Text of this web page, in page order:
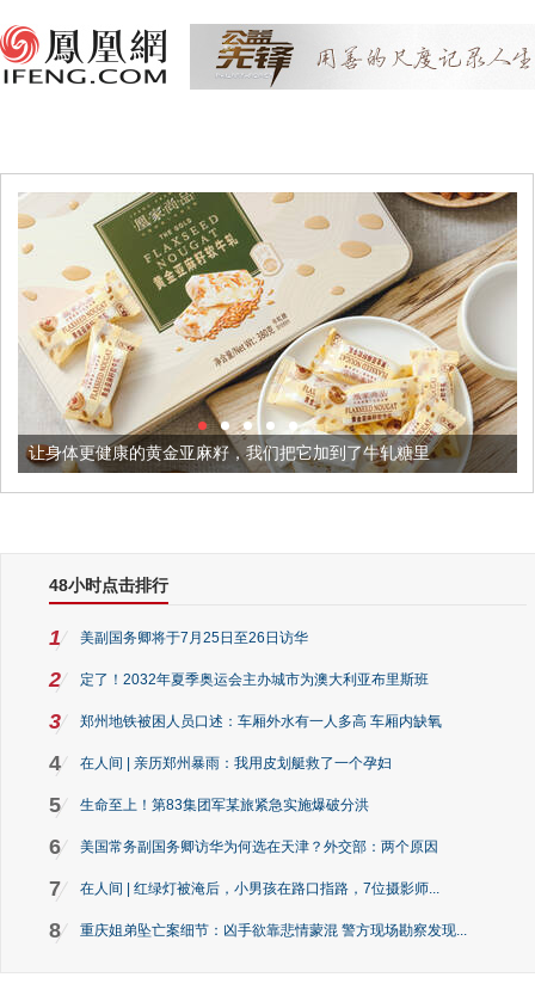
的黄金亚麻籽，我们把它加到了牛轧糖里 被列入佛家七宝
48小时点击排行
1 美副国务卿将于7月25日至26日访华
2 定了！2032年夏季奥运会主办城市为澳大利亚布里斯班
3 郑州地铁被困人员口述：车厢外水有一人多高 车厢内缺氧
4 在人间 | 亲历郑州暴雨：我用皮划艇救了一个孕妇
5 生命至上！第83集团军某旅紧急实施爆破分洪
6 美国常务副国务卿访华为何选在天津？外交部：两个原因
7 在人间 | 红绿灯被淹后，小男孩在路口指路，7位摄影师...
8 重庆姐弟坠亡案细节：凶手欲靠悲情蒙混 警方现场勘察发现...